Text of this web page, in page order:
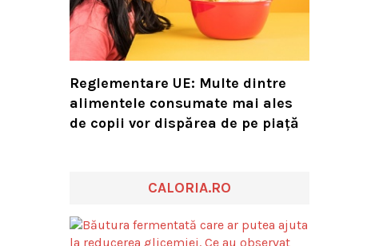
Reglementare UE: Multe dintre
alimentele consumate mai ales
de copii vor dispărea de pe piață
CALORIA.RO